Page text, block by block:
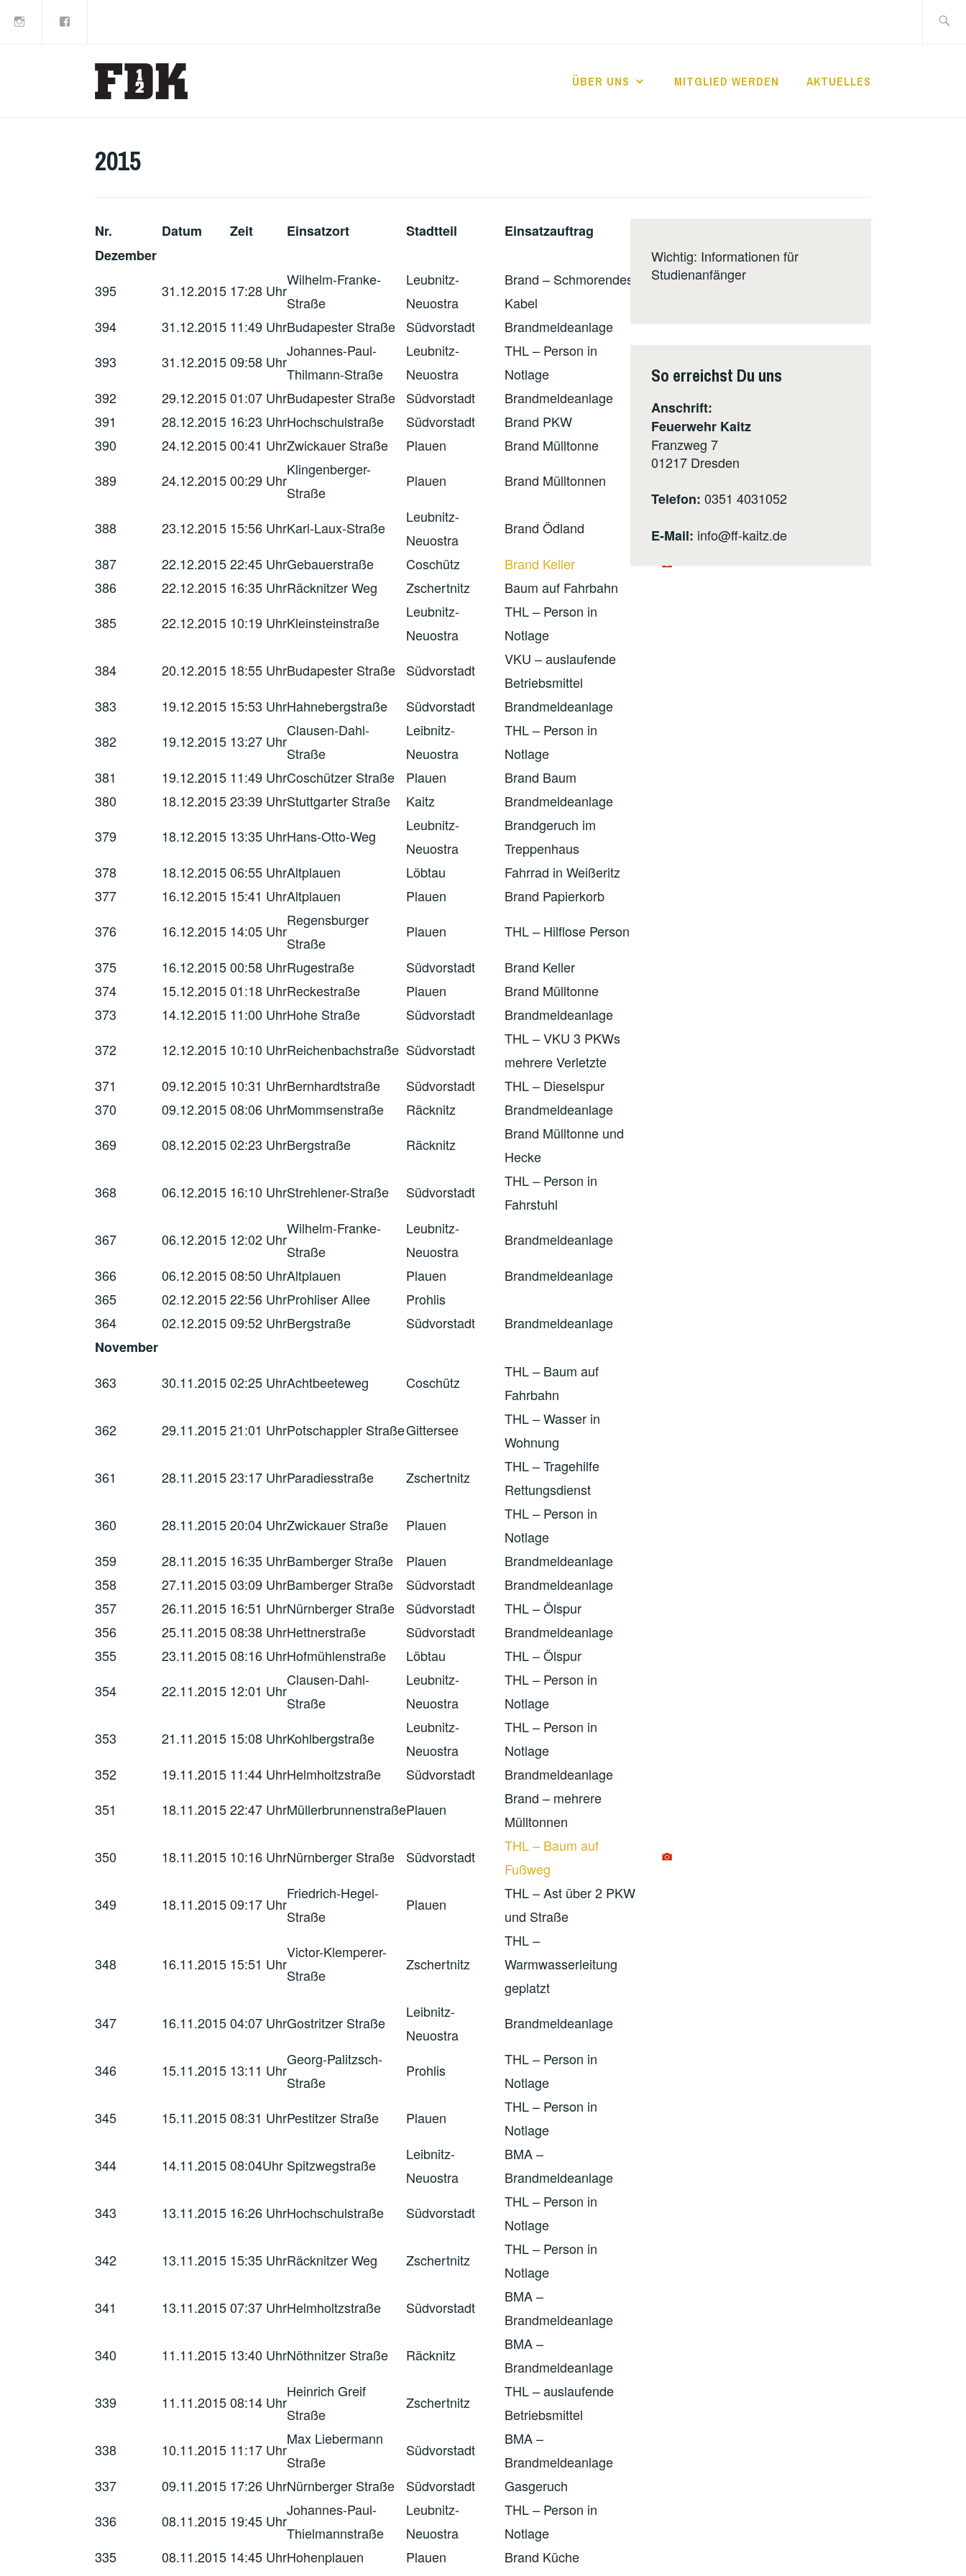
Inhalt
nach:
ÜBER UNS MITGLIED WERDEN AKTUELLES
2015
Nr. Datum Zeit Einsatzort Stadtteil Einsatzauftrag
Dezember
395
31.12.2015 17:28 Uhr
Wilhelm-Franke-
Straße
Leubnitz-
Neuostra
Brand – Schmorendes
Kabel
394
31.12.2015 11:49 UhrBudapester Straße Südvorstadt
Brandmeldeanlage
393
31.12.201509:58 Uhr
Johannes-Paul-
Thilmann-Straße
Leubnitz-
Neuostra
THL – Person in
Notlage
392
29.12.201501:07 UhrBudapester Straße Südvorstadt
Brandmeldeanlage
391
28.12.2015 16:23 UhrHochschulstraße Südvorstadt
Brand PKW
390
24.12.201500:41 UhrZwickauer Straße Plauen
Brand Mülltonne
389
24.12.201500:29 Uhr
Klingenberger-
Straße
Plauen Brand Mülltonnen
388 23.12.2015 15:56 UhrKarl-Laux-Straße
Leubnitz-
Neuostra
Brand Ödland
387
22.12.201522:45 UhrGebauerstraße Coschütz
Brand Keller
386
22.12.2015 16:35 UhrRäcknitzer Weg Zschertnitz
Baum auf Fahrbahn
385
22.12.2015 10:19 UhrKleinsteinstraße
Leubnitz-
Neuostra
THL – Person in
Notlage
384
20.12.2015 18:55 UhrBudapester Straße Südvorstadt
VKU – auslaufende
Betriebsmittel
383
19.12.2015 15:53 UhrHahnebergstraße Südvorstadt
Brandmeldeanlage
382
19.12.2015 13:27 Uhr
Clausen-Dahl-
Straße
Leibnitz-
Neuostra
THL – Person in
Notlage
381
19.12.2015 11:49 UhrCoschützer Straße Plauen
Brand Baum
380
18.12.201523:39 UhrStuttgarter Straße Kaitz
Brandmeldeanlage
379
18.12.2015 13:35 UhrHans-Otto-Weg
Leubnitz-
Neuostra
Brandgeruch im
Treppenhaus
378
18.12.201506:55 UhrAltplauen Löbtau
Fahrrad in Weißeritz
377
16.12.2015 15:41 UhrAltplauen Plauen
Brand Papierkorb
376
16.12.2015 14:05 Uhr
Regensburger
Straße
Plauen
THL – Hilflose Person
375
16.12.201500:58 UhrRugestraße Südvorstadt
Brand Keller
374
15.12.201501:18 UhrReckestraße Plauen
Brand Mülltonne
373
14.12.2015 11:00 UhrHohe Straße Südvorstadt
Brandmeldeanlage
372
12.12.2015 10:10 UhrReichenbachstraße Südvorstadt
THL – VKU 3 PKWs
mehrere Verletzte
371
09.12.2015 10:31 UhrBernhardtstraße Südvorstadt
THL – Dieselspur
370
09.12.201508:06 UhrMommsenstraße Räcknitz
Brandmeldeanlage
369
08.12.201502:23 UhrBergstraße Räcknitz
Brand Mülltonne und
Hecke
368
06.12.2015 16:10 UhrStrehlener-Straße Südvorstadt
THL – Person in
Fahrstuhl
367
06.12.2015 12:02 Uhr
Wilhelm-Franke-
Straße
Leubnitz-
Neuostra
Brandmeldeanlage
366
06.12.201508:50 UhrAltplauen Plauen
Brandmeldeanlage
365
02.12.201522:56 UhrProhliser Allee
Prohlis
364
02.12.201509:52 UhrBergstraße Südvorstadt
Brandmeldeanlage
November
363
30.11.201502:25 UhrAchtbeeteweg Coschütz
THL – Baum auf
Fahrbahn
362
29.11.201521:01 UhrPotschappler StraßeGittersee
THL – Wasser in
Wohnung
361
28.11.201523:17 UhrParadiesstraße Zschertnitz
THL – Tragehilfe
Rettungsdienst
360
28.11.201520:04 UhrZwickauer Straße Plauen
THL – Person in
Notlage
359
28.11.2015 16:35 UhrBamberger Straße Plauen
Brandmeldeanlage
358
27.11.201503:09 UhrBamberger Straße Südvorstadt
Brandmeldeanlage
357
26.11.2015 16:51 UhrNürnberger Straße Südvorstadt
THL – Ölspur
356
25.11.201508:38 UhrHettnerstraße Südvorstadt
Brandmeldeanlage
355
23.11.201508:16 UhrHofmühlenstraße Löbtau
THL – Ölspur
354
22.11.2015 12:01 Uhr
Clausen-Dahl-
Straße
Leubnitz-
Neuostra
THL – Person in
Notlage
353
21.11.2015 15:08 UhrKohlbergstraße
Leubnitz-
Neuostra
THL – Person in
Notlage
352
19.11.2015 11:44 UhrHelmholtzstraße Südvorstadt
Brandmeldeanlage
351
18.11.201522:47 UhrMüllerbrunnenstraßePlauen
Brand – mehrere
Mülltonnen
350
18.11.2015 10:16 UhrNürnberger Straße Südvorstadt
THL – Baum auf
Fußweg
349
18.11.201509:17 Uhr
Friedrich-Hegel-
Straße
Plauen
THL – Ast über 2 PKW
und Straße
348 16.11.2015 15:51 Uhr
Victor-Klemperer-
Straße
Zschertnitz
THL –
Warmwasserleitung
geplatzt
347
16.11.201504:07 UhrGostritzer Straße
Leibnitz-
Neuostra
Brandmeldeanlage
346 15.11.2015 13:11 Uhr
Georg-Palitzsch-
Straße
Prohlis
THL – Person in
Notlage
345
15.11.201508:31 UhrPestitzer Straße Plauen
THL – Person in
Notlage
344
14.11.201508:04Uhr Spitzwegstraße
Leibnitz-
Neuostra
BMA –
Brandmeldeanlage
343
13.11.2015 16:26 UhrHochschulstraße Südvorstadt
THL – Person in
Notlage
342
13.11.2015 15:35 UhrRäcknitzer Weg Zschertnitz
THL – Person in
Notlage
341
13.11.201507:37 UhrHelmholtzstraße Südvorstadt
BMA –
Brandmeldeanlage
340
11.11.2015 13:40 UhrNöthnitzer Straße Räcknitz
BMA –
Brandmeldeanlage
339
11.11.201508:14 Uhr
Heinrich Greif
Straße
Zschertnitz
THL – auslaufende
Betriebsmittel
338
10.11.2015 11:17 Uhr
Max Liebermann
Straße
Südvorstadt
BMA –
Brandmeldeanlage
337
09.11.2015 17:26 UhrNürnberger Straße Südvorstadt
Gasgeruch
336
08.11.2015 19:45 Uhr
Johannes-Paul-
Thielmannstraße
Leubnitz-
Neuostra
THL – Person in
Notlage
335
08.11.2015 14:45 UhrHohenplauen Plauen
Brand Küche
Wichtig: Informationen für
Studienanfänger
So erreichst Du uns
Anschrift:
Feuerwehr Kaitz
Franzweg 7
01217 Dresden
Telefon: 0351 4031052
E-Mail: info@ff-kaitz.de